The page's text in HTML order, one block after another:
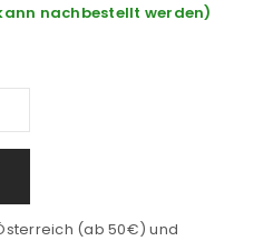
nachbestellt werden)
(ab 50€) und